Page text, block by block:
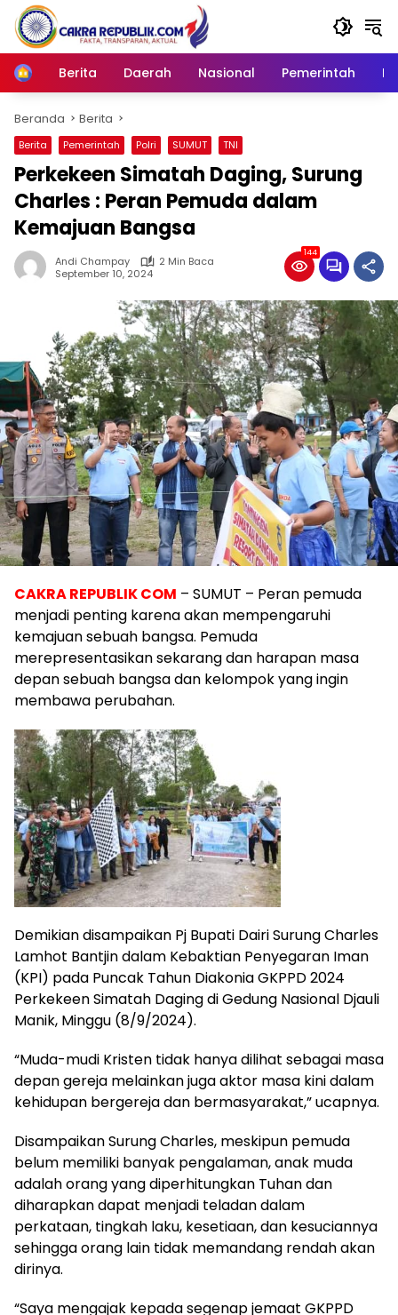
Langsung
konten
Home
Berita Daerah Nasional Pemerintah
Beranda Berita
Berita Pemerintah Polri SUMUT TNI
Perkekeen Simatah Daging, Surung
Charles : Peran Pemuda dalam
Kemajuan Bangsa
Andi Champay
2 Min Baca
September 10, 2024
144
CAKRA REPUBLIK COM – SUMUT – Peran pemuda
menjadi penting karena akan mempengaruhi
kemajuan sebuah bangsa. Pemuda
merepresentasikan sekarang dan harapan masa
depan sebuah bangsa dan kelompok yang ingin
membawa perubahan.
Demikian disampaikan Pj Bupati Dairi Surung Charles
Lamhot Bantjin dalam Kebaktian Penyegaran Iman
(KPI) pada Puncak Tahun Diakonia GKPPD 2024
Perkekeen Simatah Daging di Gedung Nasional Djauli
Manik, Minggu (8/9/2024).
“Muda-mudi Kristen tidak hanya dilihat sebagai masa
depan gereja melainkan juga aktor masa kini dalam
kehidupan bergereja dan bermasyarakat,” ucapnya.
Disampaikan Surung Charles, meskipun pemuda
belum memiliki banyak pengalaman, anak muda
adalah orang yang diperhitungkan Tuhan dan
diharapkan dapat menjadi teladan dalam
perkataan, tingkah laku, kesetiaan, dan kesuciannya
sehingga orang lain tidak memandang rendah akan
dirinya.
“Saya mengajak kepada segenap jemaat GKPPD